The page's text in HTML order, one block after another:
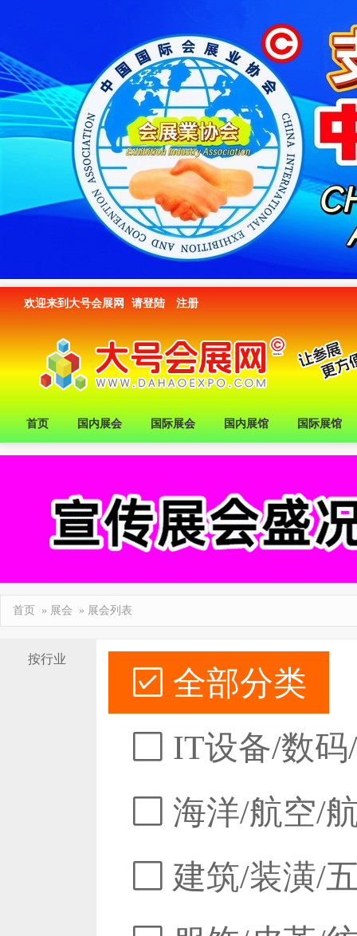
欢迎来到大号会展网 请登陆 注册
首页 国内展会 国际展会 国内展馆 国际展馆
首页 » 展会 » 展会列表
按行业
全部分类
IT设备/数码
海洋/航空/
建筑/装潢/